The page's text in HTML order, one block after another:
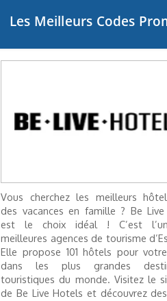
Les Meilleurs Codes
Vous cherchez les meilleurs
des vacances en famille ? Be
est le choix idéal ! C’est
meilleures agences de tourisme
Elle propose 101 hôtels pour
dans les plus grandes
touristiques du monde. Visitez le
de Be Live Hotels et découvrez